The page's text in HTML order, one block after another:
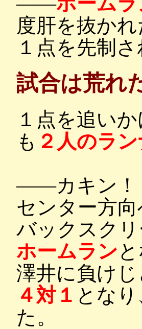
度肝を抜かれ
１点を先制
試合は荒れ
１点を追い
も ２人のラ
――カキン！
センター方
バックスク
ホームラン
澤井に負け
４対１ とな
た。